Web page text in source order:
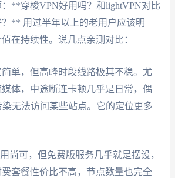
**穿梭VPN好用吗？和lightVPN对比
** 用过半年以上的老用户应该明
在持续性。说几点亲测对比：
单，但高峰时段线路极其不稳。尤
体，中途断连卡顿几乎是日常，偶
无法访问某些站点。它的定位更多
尚可，但免费版服务几乎就是摆设，
套餐性价比不高，节点数量也完全